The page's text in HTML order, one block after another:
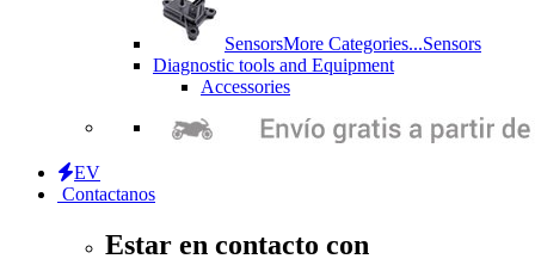
SensorsMore Categories...Sensors
Diagnostic tools and Equipment
Accessories
EV
Contactanos
Estar en contacto con